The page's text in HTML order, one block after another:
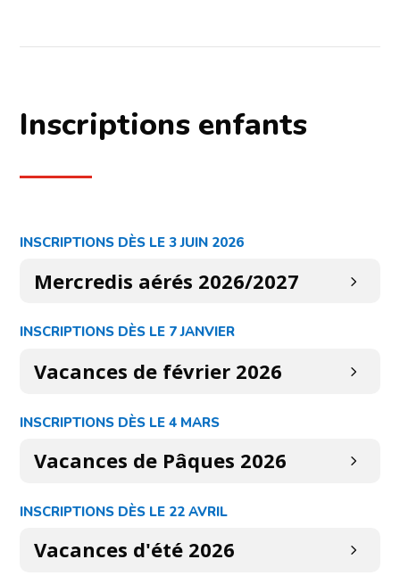
Inscriptions enfants
INSCRIPTIONS DÈS LE 3 JUIN 2026
Mercredis aérés 2026/2027
INSCRIPTIONS DÈS LE 7 JANVIER
Vacances de février 2026
INSCRIPTIONS DÈS LE 4 MARS
Vacances de Pâques 2026
INSCRIPTIONS DÈS LE 22 AVRIL
Vacances d'été 2026